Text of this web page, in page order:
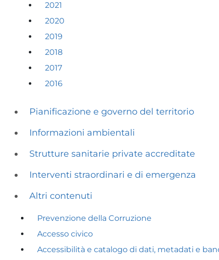
2021
2020
2019
2018
2017
2016
Pianificazione e governo del territorio
Informazioni ambientali
Strutture sanitarie private accreditate
Interventi straordinari e di emergenza
Altri contenuti
Prevenzione della Corruzione
Accesso civico
Accessibilità e catalogo di dati, metadati e